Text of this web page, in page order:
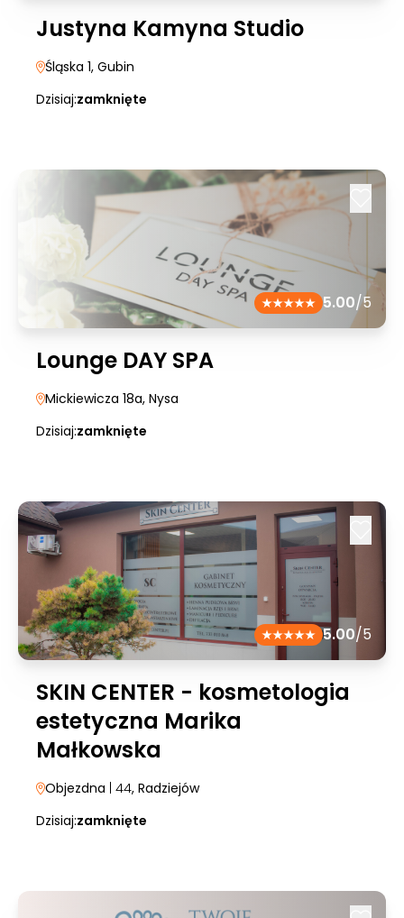
Justyna Kamyna Studio
Śląska 1, Gubin
Dzisiaj:zamknięte
5.00/5
Lounge DAY SPA
Mickiewicza 18a, Nysa
Dzisiaj:zamknięte
5.00/5
SKIN CENTER - kosmetologia
estetyczna Marika
Małkowska
Objezdna | 44, Radziejów
Dzisiaj:zamknięte